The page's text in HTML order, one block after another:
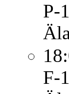
P-
F-